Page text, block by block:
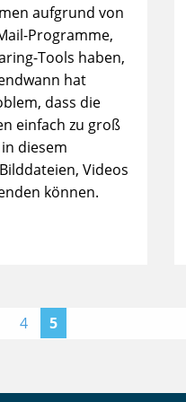
aufgrund von
Programme,
Tools haben,
hat
dass die
einfach zu groß
diesem
Videos
können.
4 5